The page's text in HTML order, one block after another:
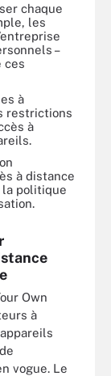
chaque
les
–
ces
à
restrictions
à
à distance
la politique
Own
à
vogue. Le